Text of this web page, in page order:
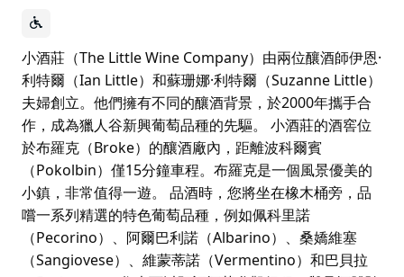
小酒莊（The Little Wine Company）由兩位釀酒師伊恩·
利特爾（Ian Little）和蘇珊娜·利特爾（Suzanne Little）
夫婦創立。他們擁有不同的釀酒背景，於2000年攜手合
作，成為獵人谷新興葡萄品種的先驅。 小酒莊的酒窖位
於布羅克（Broke）的釀酒廠內，距離波科爾賓
（Pokolbin）僅15分鐘車程。布羅克是一個風景優美的
小鎮，非常值得一遊。 品酒時，您將坐在橡木桶旁，品
嚐一系列精選的特色葡萄品種，例如佩科里諾
（Pecorino）、阿爾巴利諾（Albarino）、桑嬌維塞
（Sangiovese）、維蒙蒂諾（Vermentino）和巴貝拉